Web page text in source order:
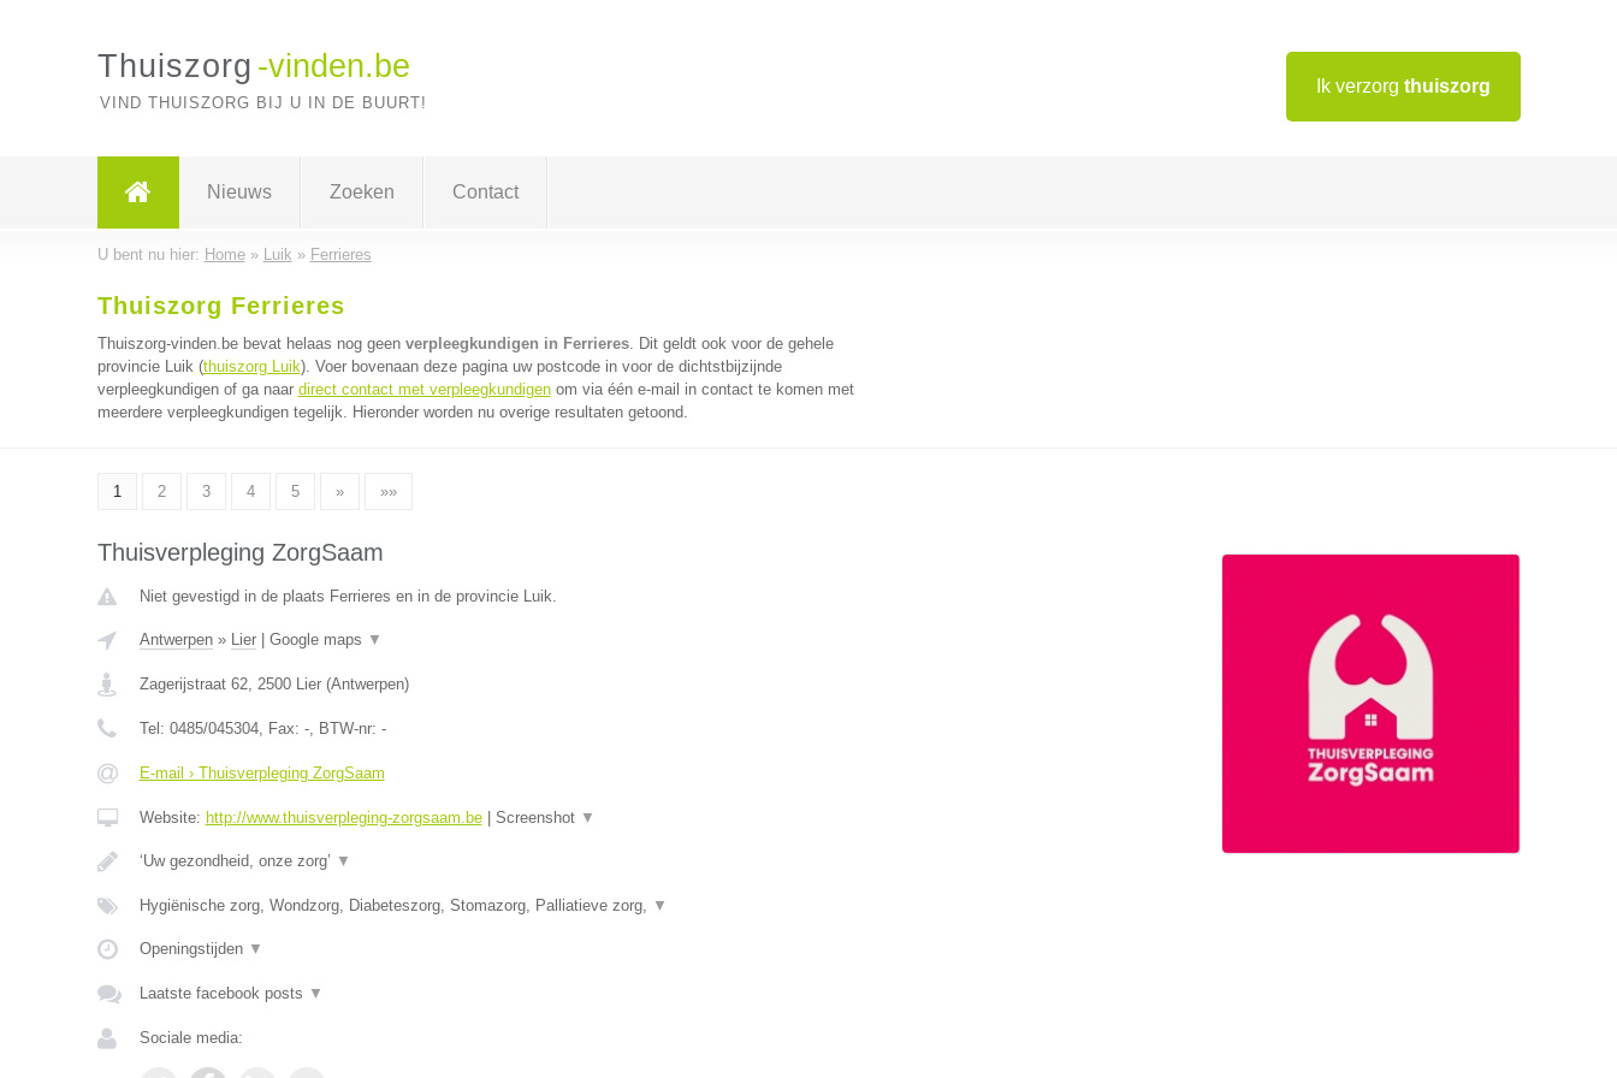
Ik verzorg thuiszorg
Thuiszorg -vinden.be
VIND THUISZORG BIJ U IN DE BUURT!
Nieuws Zoeken Contact
U bent nu hier: Home» Luik » Ferrieres
Thuiszorg Ferrieres
Thuiszorg-vinden.be bevat helaas nog geen verpleegkundigen in Ferrieres. Dit geldt ook voor de gehele
provincie Luik (thuiszorg Luik). Voer bovenaan deze pagina uw postcode in voor de dichtstbijzijnde
verpleegkundigen of ga naar direct contact met verpleegkundigenom via één e-mail in contact te komen met
meerdere verpleegkundigen tegelijk. Hieronder worden nu overige resultaten getoond.
1 2 3 4 5 » »»
Thuisverpleging ZorgSaam
Niet gevestigd in de plaats Ferrieres en in de provincie Luik.
Antwerpen» Lier| Google maps ▼
Zagerijstraat 62, 2500 Lier(Antwerpen)
Tel: 0485/045304, Fax: -, BTW-nr: -
E-mail › Thuisverpleging ZorgSaam
Website: http://www.thuisverpleging-zorgsaam.be| Screenshot ▼
‘Uw gezondheid, onze zorg’ ▼
Hygiënische zorg, Wondzorg, Diabeteszorg, Stomazorg, Palliatieve zorg, ▼
Openingstijden ▼
Laatste facebook posts ▼
Sociale media: